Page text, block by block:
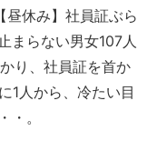
昼休み】社員証ぶら
まらない男女107人
り、社員証を首か
1人から、冷たい目
・。